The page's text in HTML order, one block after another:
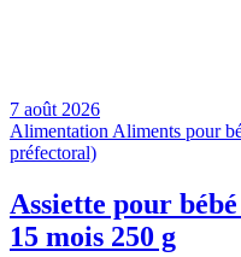
7 août 2026
Alimentation Aliments pour
préfectoral)
Assiette pour
15 mois 250 g